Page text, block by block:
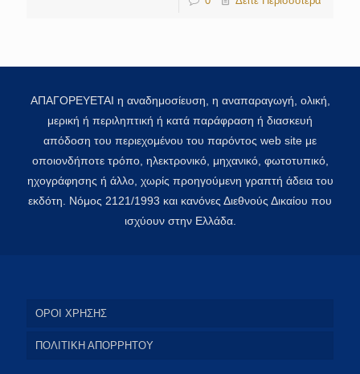
ΑΠΑΓΟΡΕΥΕΤΑΙ η αναδημοσίευση, η αναπαραγωγή, ολική,
μερική ή περιληπτική ή κατά παράφραση ή διασκευή
απόδοση του περιεχομένου του παρόντος web site με
οποιονδήποτε τρόπο, ηλεκτρονικό, μηχανικό, φωτοτυπικό,
ηχογράφησης ή άλλο, χωρίς προηγούμενη γραπτή άδεια του
εκδότη. Νόμος 2121/1993 και κανόνες Διεθνούς Δικαίου που
ισχύουν στην Ελλάδα.
ΟΡΟΙ ΧΡΗΣΗΣ
ΠΟΛΙΤΙΚΗ ΑΠΟΡΡΗΤΟΥ